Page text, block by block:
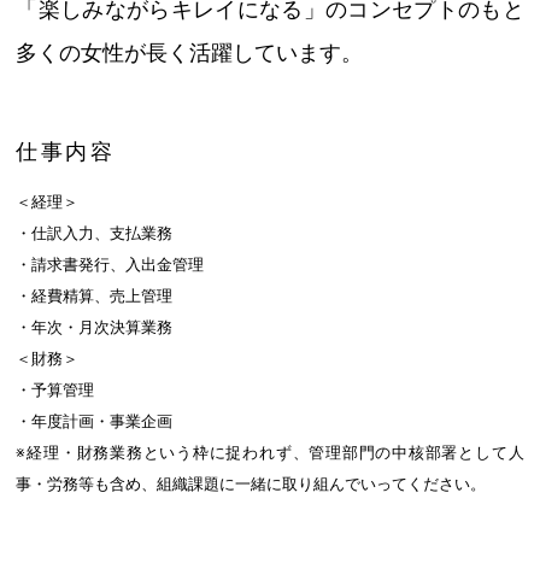
「楽しみながらキレイになる」のコンセプトのもと
多くの女性が長く活躍しています。
仕事内容
＜経理＞
・仕訳入力、支払業務
・請求書発行、入出金管理
・経費精算、売上管理
・年次・月次決算業務
＜財務＞
・予算管理
・年度計画・事業企画
※経理・財務業務という枠に捉われず、管理部門の中核部署として人
事・労務等も含め、組織課題に一緒に取り組んでいってください。